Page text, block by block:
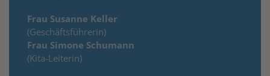
Frau Susanne Keller
(Geschäftsführerin)
Frau Simone Schumann
(Kita-Leiterin)